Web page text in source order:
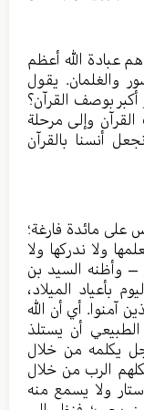
عبادة الله أعظم
والغلمان. يقول
بوصف القرآن؟
وإلى مرحلة
أنسنا بالقرآن
على مائدة فارغة؛
ولا ندركها ولا
– وأظنه السيد بن
بأعياد الميلاد،
آمنوا. أي أن الله
أن يستلذ
يكلمه من خلال
الرب من خلال
ولا يسمع منه